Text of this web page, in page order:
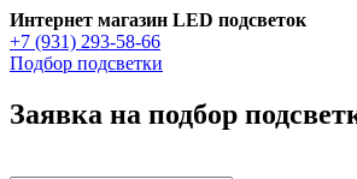
Интернет магазин LED подсветок
+7 (931) 293-58-66
Подбор подсветки
Заявка на подбор